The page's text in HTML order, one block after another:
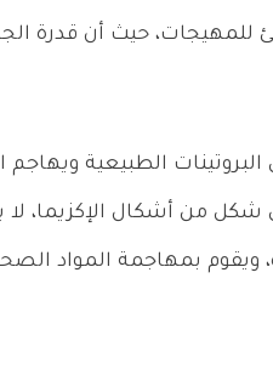
للمهيجات، حيث أن قدرة
الطبيعية ويهاجم
شكل من أشكال الإكزيما،
ويقوم بمهاجمة المواد